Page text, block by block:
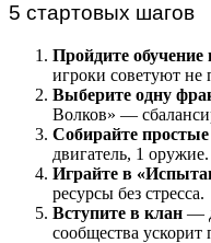
5 стартовых шагов
Пройдите обучение
игроки советуют не
Выберите одну
Волков» —
Собирайте
двигатель, 1 оружие.
Играйте в
ресурсы без стресса.
Вступите в клан —
сообщества ускорит